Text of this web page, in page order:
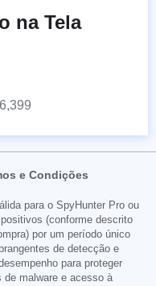
na Tela
e Condições
para o SpyHunter Pro ou
(conforme descrito
por um período único
de detecção e
para proteger
malware e acesso à